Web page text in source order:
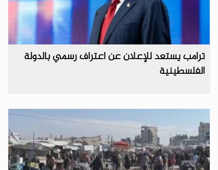
ترامب يستعد للإعلان عن اعتراف رسمي بالدولة
الفلسطينية